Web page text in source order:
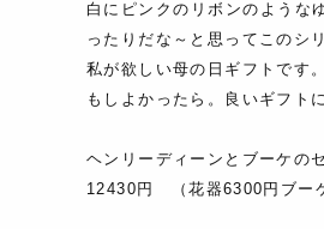
白にピンクのリボンのような
ったりだな～と思ってこのシ
私が欲しい母の日ギフトです
もしよかったら。良いギフト
ヘンリーディーンとブーケ
12430円 （花器6300円ブー